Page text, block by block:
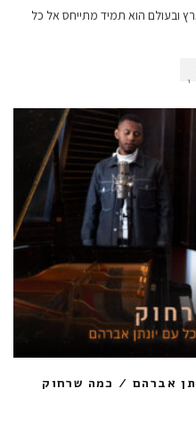
ובעולם הוא תמיד מתייחס אל כל
1
אברהם / כמה שרחוק